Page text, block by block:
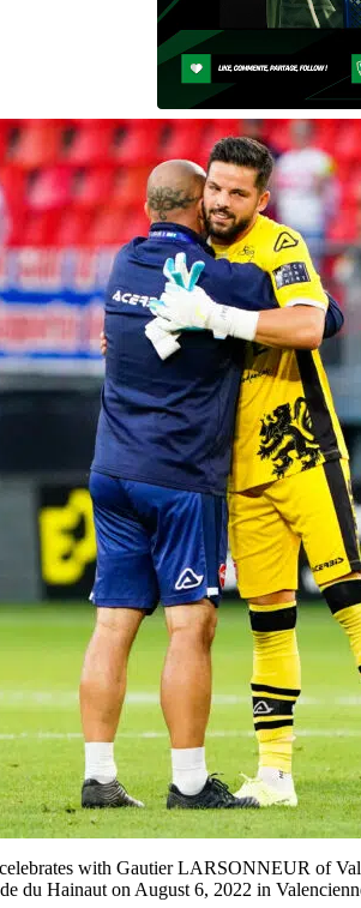
with Gautier LARSONNEUR of
du Hainaut on August 6, 2022 in